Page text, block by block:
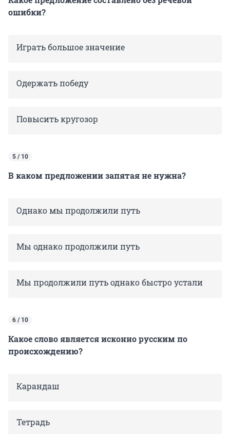
ошибки?
Играть большое значение
Одержать победу
Повысить кругозор
5 / 10
В каком предложении запятая не нужна?
Однако мы продолжили путь
Мы однако продолжили путь
Мы продолжили путь однако быстро устали
6 / 10
Какое слово является исконно русским по
происхождению?
Карандаш
Тетрадь